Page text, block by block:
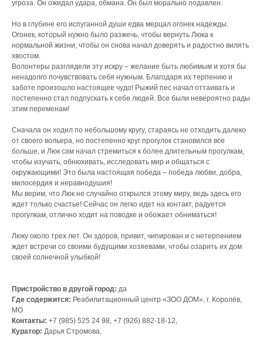
угроза. Он ожидал удара, обмана. Он был морально подавлен.
Но в глубине его испуганной души едва мерцал огонек надежды.
Огонек, который нужно было разжечь, чтобы вернуть Люка к
нормальной жизни, чтобы он снова начал доверять и радостно вилять
хвостом.
Волонтеры разглядели эту искру – желание быть любимым и хотя бы
ненадолго почувствовать себя нужным. Благодаря их терпению и
заботе произошло настоящее чудо! Рыжий пес начал оттаивать и
постепенно стал подпускать к себе людей. Все были невероятно рады
этим переменам!
Сначала он ходил по небольшому кругу, стараясь не отходить далеко
от своего вольера, но постепенно круг прогулок становился все
больше, и Люк сам начал стремиться к более длительным прогулкам,
чтобы изучать, обнюхивать, исследовать мир и общаться с
окружающими! Это была настоящая победа – победа любви, добра,
милосердия и неравнодушия!
Мы верим, что Люк не случайно открылся этому миру, ведь здесь его
ждет только счастье! Сейчас он легко идет на контакт, радуется
прогулкам, отлично ходит на поводке и обожает обниматься!
Люку около трех лет. Он здоров, привит, чипирован и с нетерпением
ждет встречи со своими будущими хозяевами, чтобы озарить их дом
своей солнечной улыбкой!
Пристройство в другой город: да
Где содержится: Реабилитационный центр «ЗОО ДОМ», г. Королёв,
МО
Контакты: +7 (985) 525 24 98, +7 (926) 882-18-12,
Куратор: Дарья Стромова,